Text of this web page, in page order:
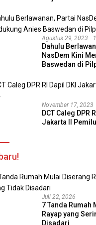
Agustus 29, 2023
Dahulu
NasDem Kini
Baswedan di
November 17, 2023
DCT Caleg DPR
Jakarta II
Juli 22, 2026
7 Tanda Rumah
Rayap yang
Disadari